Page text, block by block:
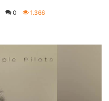
0 1.366